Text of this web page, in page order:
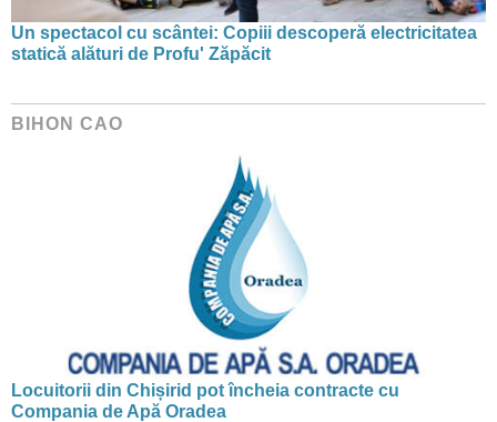
Un spectacol cu scântei: Copiii descoperă electricitatea
statică alături de Profu' Zăpăcit
BIHON CAO
Locuitorii din Chișirid pot încheia contracte cu
Compania de Apă Oradea